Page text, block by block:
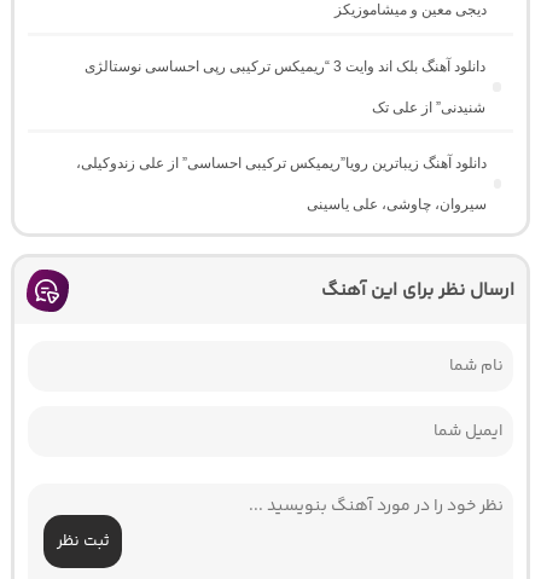
دیجی معین و میشاموزیکز
دانلود آهنگ بلک اند وایت 3 “ریمیکس ترکیبی رپی احساسی نوستالژی
شنیدنی” از علی تک
دانلود آهنگ زیباترین رویا”ریمیکس ترکیبی احساسی” از علی زندوکیلی،
سیروان، چاوشی، علی یاسینی
ارسال نظر برای این آهنگ
ثبت نظر